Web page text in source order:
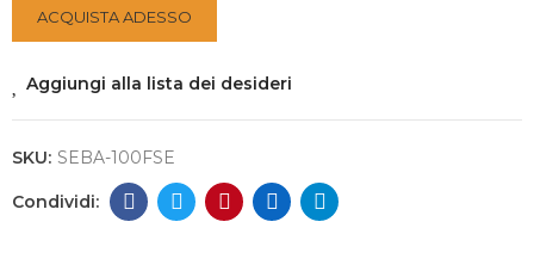
ACQUISTA ADESSO
Aggiungi alla lista dei desideri
SKU: SEBA-100FSE